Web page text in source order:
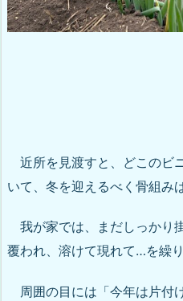
近所を見渡すと、どこのビ
いて、冬を迎えるべく骨組み
我が家では、まだしっかり
覆われ、溶けて現れて…を繰
周囲の目には「今年は片付